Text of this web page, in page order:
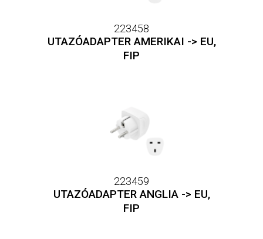
223458
UTAZÓADAPTER AMERIKAI -> EU,
FIP
223459
UTAZÓADAPTER ANGLIA -> EU,
FIP